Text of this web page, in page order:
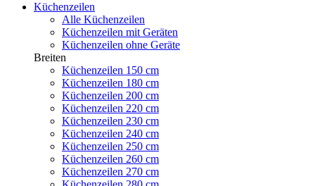
Küchenzeilen
Alle Küchenzeilen
Küchenzeilen mit Geräten
Küchenzeilen ohne Geräte
Breiten
Küchenzeilen 150 cm
Küchenzeilen 180 cm
Küchenzeilen 200 cm
Küchenzeilen 220 cm
Küchenzeilen 230 cm
Küchenzeilen 240 cm
Küchenzeilen 250 cm
Küchenzeilen 260 cm
Küchenzeilen 270 cm